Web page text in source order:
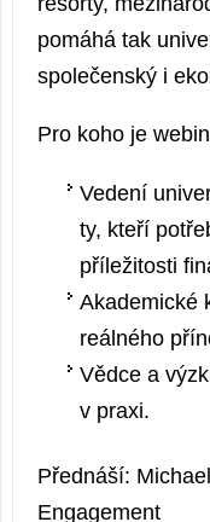
pomáhá tak
společenský i
Pro koho je
Vedení
ty, kteří
příležitosti
Akademické
reálného
Vědce a
v praxi.
Přednáší:
Engagement